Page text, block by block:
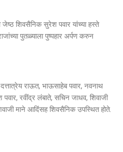
जेष्ठ शिवसैनिक सुरेश पवार यांच्या हस्ते
पुतळ्याला पुष्पहार अर्पण करुन
दत्तात्रेय राऊत, भाऊसाहेब पवार, नवनाथ
पवार, रवींद्र लंबाते, सचिन जाधव, शिवाजी
माने आदिंसह शिवसैनिक उपस्थित होते.